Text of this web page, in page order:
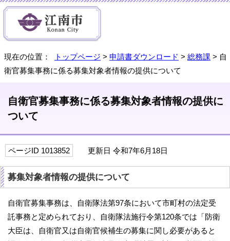
現在の位置： トップページ > 申請書ダウンロード > 総務課 > 自
衛官募集事務に係る募集対象者情報の提供について
自衛官募集事務に係る募集対象者情報の提供に
ついて
ページID 1013852 更新日 令和7年6月18日
募集対象者情報の提供について
自衛官募集事務は、自衛隊法第97条において市町村の法定受
託事務と定められており、自衛隊法施行令第120条では「防衛
大臣は、自衛官又は自衛官候補生の募集に関し必要があると